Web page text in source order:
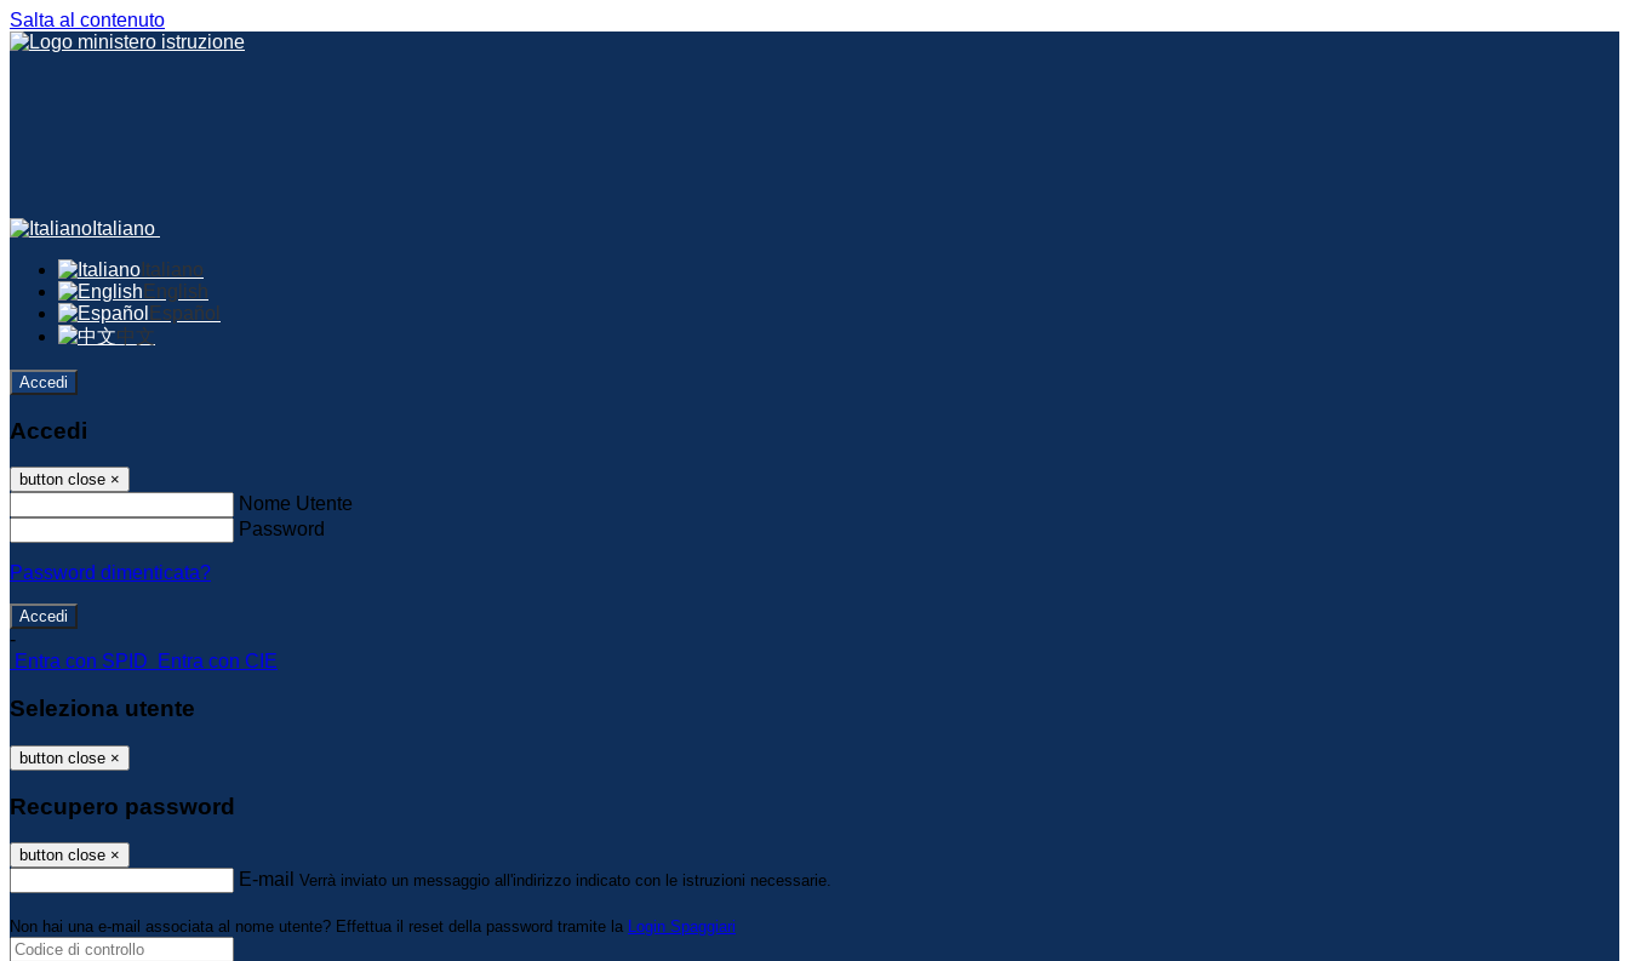
Salta al contenuto
Italiano
Italiano
English
Español
中文
Accedi
Accedi
button close ×
Nome Utente
Password
Password dimenticata?
-
Entra con SPID
Entra con CIE
Seleziona utente
button close ×
Recupero password
button close ×
E-mail Verrà inviato un messaggio all'indirizzo indicato con le istruzioni necessarie.
Non hai una e-mail associata al nome utente? Effettua il reset della password tramite la Login Spaggiari